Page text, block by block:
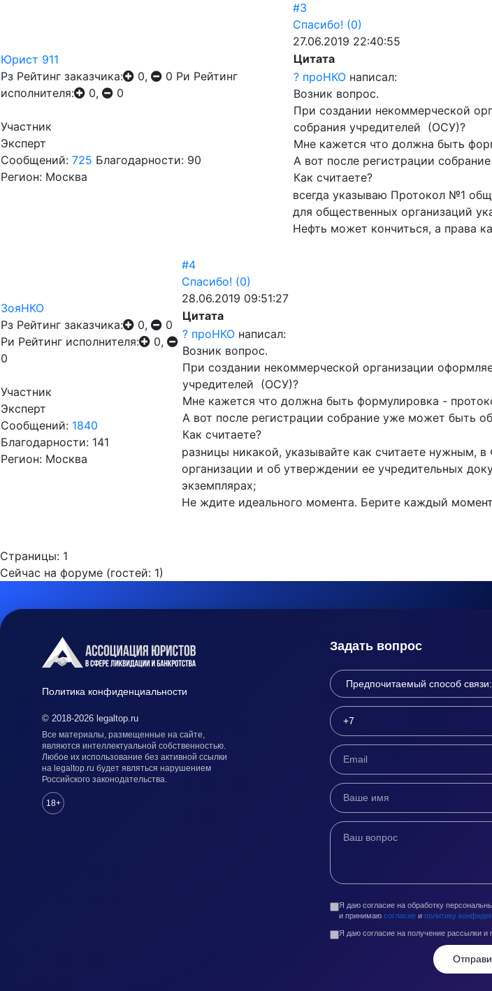
Юрист 911
Рз Рейтинг заказчика: 0, 0 Ри Рейтинг
исполнителя:
0, 0
Участник
Эксперт
Сообщений: 725 Благодарности: 90
Регион: Москва
#3
Спасибо! (0)
27.06.2019 22:40:55
Цитата
? проНКО написал:
Возник вопрос.
При создании некоммерческой
собрания учредителей (ОСУ)?
Мне кажется что должна быть
А вот после регистрации
Как считаете?
всегда указываю Протокол №1
для общественных организаций
Нефть может кончиться, а права
ЗояНКО
Рз Рейтинг заказчика: 0,
0
Ри Рейтинг исполнителя:
0,
0
Участник
Эксперт
Сообщений: 1840
Благодарности: 141
Регион: Москва
#4
Спасибо! (0)
28.06.2019 09:51:27
Цитата
? проНКО написал:
Возник вопрос.
При создании некоммерческой организации
учредителей (ОСУ)?
Мне кажется что должна быть формулировка -
А вот после регистрации собрание уже может быть
Как считаете?
разницы никакой, указывайте как считаете нужным,
организации и об утверждении ее учредительных
экземплярах;
Не ждите идеального момента. Берите каждый
Страницы: 1
Сейчас на форуме (гостей: 1)
Политика конфиденциальности
© 2018-2026 legaltop.ru
Все материалы, размещенные на сайте,
являются интеллектуальной собственностью.
Любое их использование без активной ссылки
на legaltop.ru будет являться нарушением
Российского законодательства.
18+
Задать вопрос
Я даю согласие на обработку
и принимаю согласие и политику
Я даю согласие на получение рассылки и